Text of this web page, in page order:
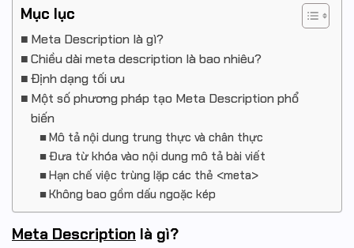
Mục lục
Meta Description là gì?
Chiều dài meta description là bao nhiêu?
Định dạng tối ưu
Một số phương pháp tạo Meta Description phổ
biến
Mô tả nội dung trung thực và chân thực
Đưa từ khóa vào nội dung mô tả bài viết
Hạn chế việc trùng lặp các thẻ <meta>
Không bao gồm dấu ngoặc kép
Meta Description là gì?